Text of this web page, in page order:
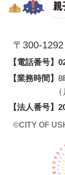
〒300-
【電話番号】
【業務時間】 8
【法人番号】
©CITY OF